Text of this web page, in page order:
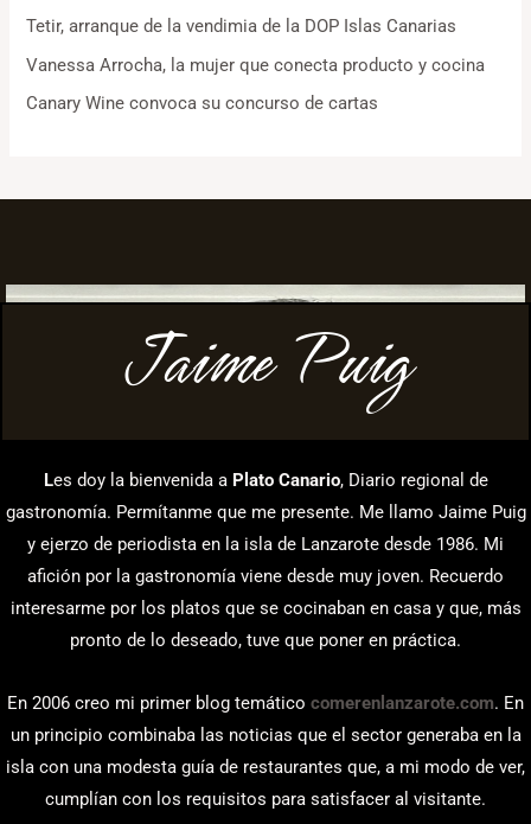
Tetir, arranque de la vendimia de la DOP Islas Canarias
Vanessa Arrocha, la mujer que conecta producto y cocina
Canary Wine convoca su concurso de cartas
Jaime Puig
Les doy la bienvenida a Plato Canario, Diario regional de
gastronomía. Permítanme que me presente. Me llamo Jaime Puig
y ejerzo de periodista en la isla de Lanzarote desde 1986. Mi
afición por la gastronomía viene desde muy joven. Recuerdo
interesarme por los platos que se cocinaban en casa y que, más
pronto de lo deseado, tuve que poner en práctica.
En 2006 creo mi primer blog temático comerenlanzarote.com. En
un principio combinaba las noticias que el sector generaba en la
isla con una modesta guía de restaurantes que, a mi modo de ver,
cumplían con los requisitos para satisfacer al visitante.